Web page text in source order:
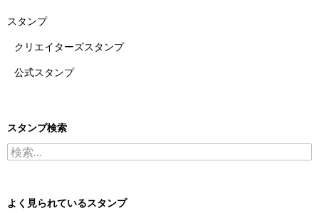
スタンプ
クリエイターズスタンプ
公式スタンプ
スタンプ検索
検索:
よく見られているスタンプ